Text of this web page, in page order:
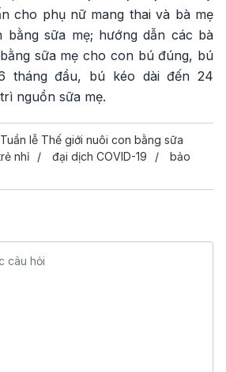
cho phụ nữ mang thai và bà mẹ
sữa mẹ; hướng dẫn các bà
sữa mẹ cho con bú đúng, bú
tháng đầu, bú kéo dài đến 24
nguồn sữa mẹ.
Tuần lễ Thế giới nuôi con bằng sữa
nhỉ đại dịch COVID-19
bảo